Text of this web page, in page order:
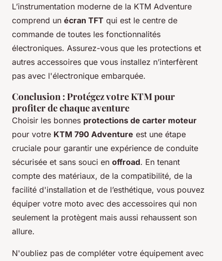
L’instrumentation moderne de la KTM Adventure
comprend un écran TFT qui est le centre de
commande de toutes les fonctionnalités
électroniques. Assurez-vous que les protections et
autres accessoires que vous installez n’interfèrent
pas avec l'électronique embarquée.
Conclusion : Protégez votre KTM pour
profiter de chaque aventure
Choisir les bonnes protections de carter moteur
pour votre KTM 790 Adventure est une étape
cruciale pour garantir une expérience de conduite
sécurisée et sans souci en offroad. En tenant
compte des matériaux, de la compatibilité, de la
facilité d'installation et de l’esthétique, vous pouvez
équiper votre moto avec des accessoires qui non
seulement la protègent mais aussi rehaussent son
allure.
N'oubliez pas de compléter votre équipement avec